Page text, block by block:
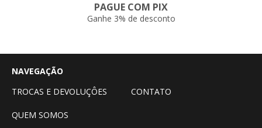
PAGUE COM PIX
Ganhe 3% de desconto
NAVEGAÇÃO
TROCAS E DEVOLUÇÔES
CONTATO
QUEM SOMOS